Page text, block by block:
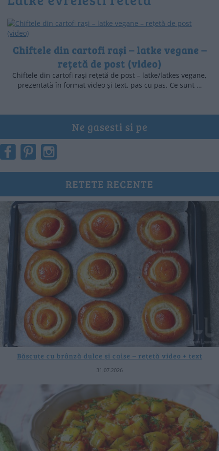
Chiftele din cartofi rași – latke vegane –
rețetă de post (video)
Chiftele din cartofi rași rețetă de post – latke/latkes vegane,
prezentată în format video și text, pas cu pas. Ce sunt …
Ne gasesti si pe
RETETE RECENTE
Băscuțe cu brânză dulce și caise – rețetă video + text
31.07.2026